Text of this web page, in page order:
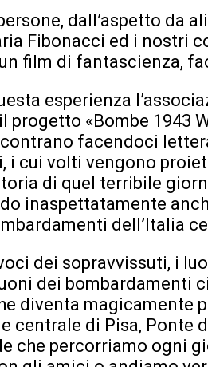
dall’aspetto da
Fibonacci ed i nostri
film di fantascienza,
esperienza
progetto «Bombe 1943
facendoci
i cui volti vengono
di quel terribile
inaspettatamente
dell’Italia
dei sopravvissuti, i
dei bombardamenti
diventa magicamente
centrale di Pisa, Ponte
che percorriamo ogni